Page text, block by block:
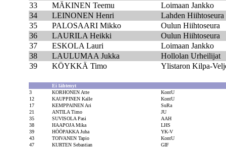
33
MÄKINEN Teemu
Loimaan Jankko
34
LEINONEN Henri
Lahden Hiihtoseura
35
PALOSAARI Mikko
Oulun Hiihtoseura
36
LAURILA Heikki
Oulun Hiihtoseura
37
ESKOLA Lauri
Loimaan Jankko
38
LAULUMAA Jukka
Hollolan Urheilijat
39
KÖYKKÄ Timo Ylistaron Kilpa-
Ei lähtenyt
3
KORHONEN Atte
KontU
12
KAUPPINEN Kalle
KontU
17
KEMPPAINEN Ari
SuRa
21
ANTILA Timo
JU
35
SUVISOLA Pasi
AAH
38
HAAPOJA Mika
LHS
39
HÖÖPAKKA Juha
YK-V
43
TOIVANEN Tapio
KontU
47
KURTEN Sebastian GIF